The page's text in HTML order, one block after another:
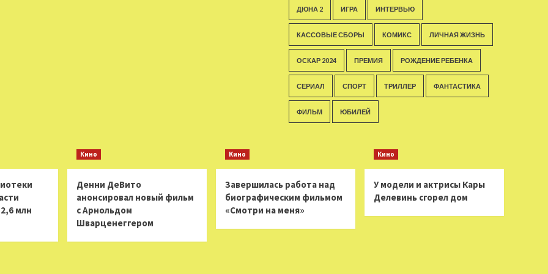
ДЮНА 2 ИГРА ИНТЕРВЬЮ
КАССОВЫЕ СБОРЫ КОМИКС ЛИЧНАЯ ЖИЗНЬ
ОСКАР 2024 ПРЕМИЯ РОЖДЕНИЕ РЕБЕНКА
СЕРИАЛ СПОРТ ТРИЛЛЕР ФАНТАСТИКА
ФИЛЬМ ЮБИЛЕЙ
млн
Кино
Денни ДеВито
анонсировал новый фильм
с Арнольдом
Шварценеггером
Кино
Завершилась работа над
биографическим фильмом
«Смотри на меня»
Кино
У модели и актрисы Кары
Делевинь сгорел дом